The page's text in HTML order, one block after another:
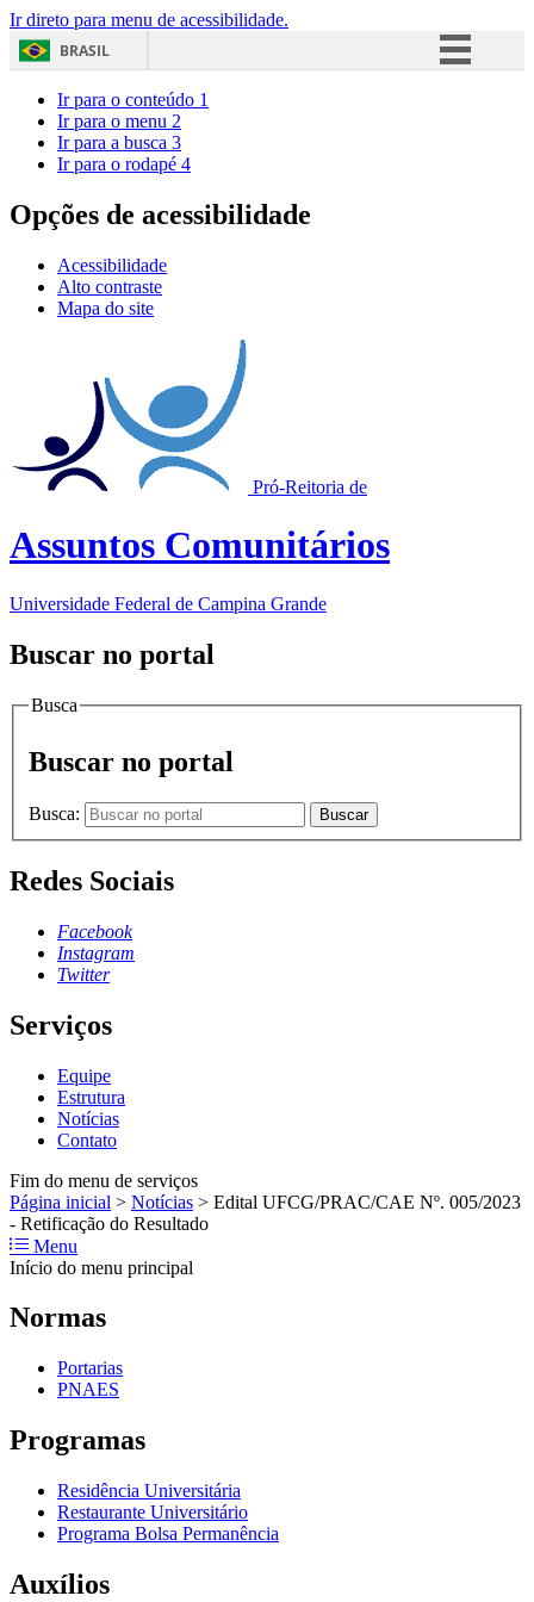
Ir direto para menu de acessibilidade.
BRASIL
Acesso à informação
Ir para o conteúdo 1
Ir para o menu 2
Ir para a busca 3
Ir para o rodapé 4
Opções de acessibilidade
Acessibilidade
Alto contraste
Mapa do site
Pró-Reitoria de
Assuntos Comunitários
Universidade Federal de Campina Grande
Buscar no portal
Busca
Buscar no portal
Busca: Buscar
Redes Sociais
Facebook
Instagram
Twitter
Serviços
Equipe
Estrutura
Notícias
Contato
Fim do menu de serviços
Página inicial > Notícias > Edital UFCG/PRAC/CAE Nº. 005/2023
- Retificação do Resultado
Menu
Início do menu principal
Normas
Portarias
PNAES
Programas
Residência Universitária
Restaurante Universitário
Programa Bolsa Permanência
Auxílios